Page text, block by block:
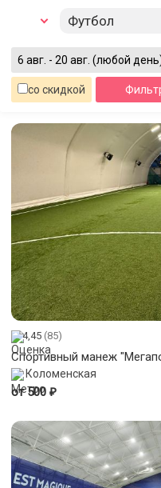
Футбол
6 авг. - 20 авг. (любой
со скидкой
4,45 (85)
Спортивный манеж
Коломенская
от 500 ₽